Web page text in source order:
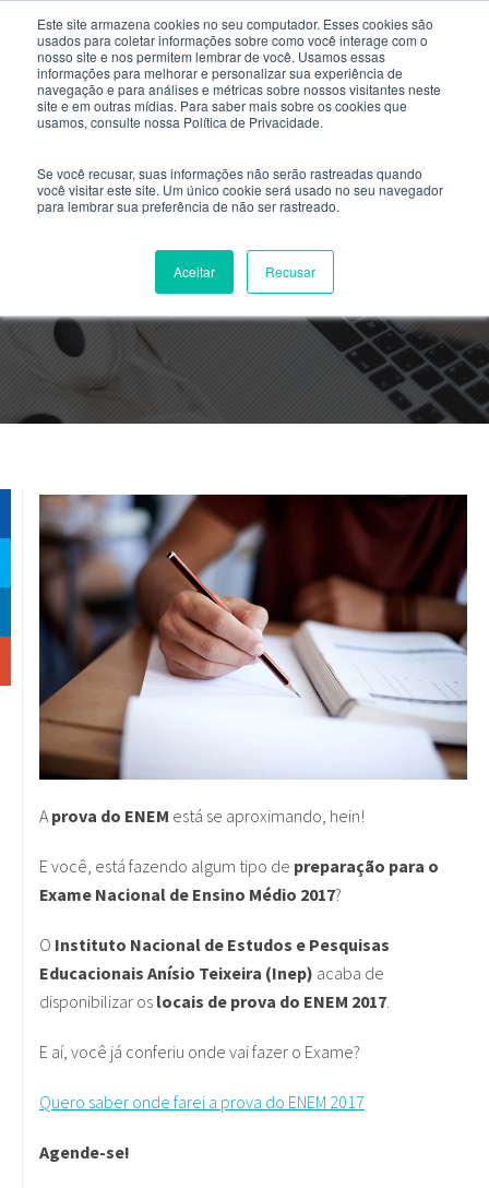
Este site armazena cookies no seu computador. Esses cookies são
usados ​​para coletar informações sobre como você interage com o
nosso site e nos permitem lembrar de você. Usamos essas
informações para melhorar e personalizar sua experiência de
navegação e para análises e métricas sobre nossos visitantes neste
site e em outras mídias. Para saber mais sobre os cookies que
usamos, consulte nossa Política de Privacidade.
Se você recusar, suas informações não serão rastreadas quando
você visitar este site. Um único cookie será usado no seu navegador
para lembrar sua preferência de não ser rastreado.
Aceitar Recusar
Locais de provas Enem 2017
ByEllen Santini- Outubro 1, 2024
A prova do ENEM está se aproximando, hein!
E você, está fazendo algum tipo de preparação para o
Exame Nacional de Ensino Médio 2017?
O Instituto Nacional de Estudos e Pesquisas
Educacionais Anísio Teixeira (Inep) acaba de
disponibilizar os locais de prova do ENEM 2017
E aí, você já conferiu onde vai fazer o Exame?
Quero saber onde farei a prova do ENEM 2017
Agende-se!